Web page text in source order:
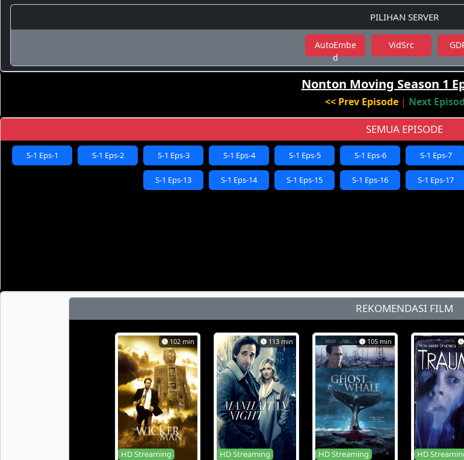
PILIHAN SERVER
AutoEmbe
d
VidSrc
Nonton Moving Season 1
<< Prev Episode | Next
SEMUA EPISODE
S-1 Eps-1 S-1 Eps-2 S-1 Eps-3 S-1 Eps-4 S-1 Eps-5 S-1 Eps-6 S-1 Eps-7
S-1 Eps-13 S-1 Eps-14 S-1 Eps-15 S-1 Eps-16 S-1 Eps-17
REKOMENDASI FILM
102 min
HD Streaming
113 min
HD Streaming
105 min
HD Streaming HD